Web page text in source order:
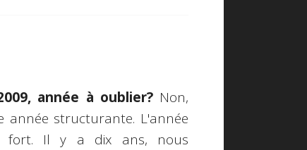
année à oublier?Non,
année structurante. L'année
fort. Il y a dix ans, nous